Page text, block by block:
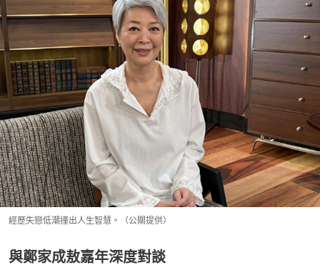
經歷失戀低潮撞出人生智慧。（公關提供）
與鄭家成敖嘉年深度對談